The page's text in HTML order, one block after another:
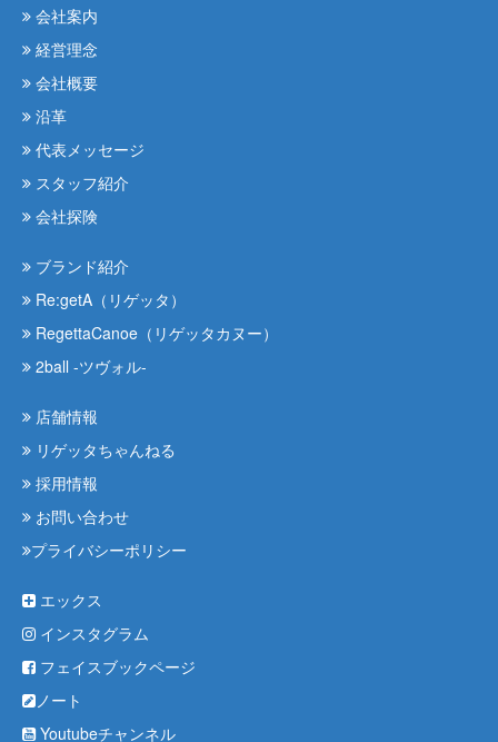
会社案内
経営理念
会社概要
沿革
代表メッセージ
スタッフ紹介
会社探険
ブランド紹介
Re:getA（リゲッタ）
RegettaCanoe（リゲッタカヌー）
2ball -ツヴォル-
店舗情報
リゲッタちゃんねる
採用情報
お問い合わせ
プライバシーポリシー
エックス
インスタグラム
フェイスブックページ
ノート
Youtubeチャンネル